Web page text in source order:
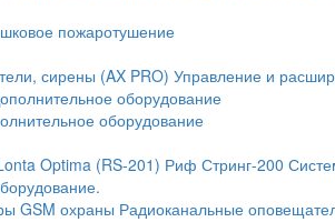
пожаротушение
сирены (AX PRO) Управление и
оборудование
оборудование
Optima (RS-201) Риф Стринг-200
GSM охраны Радиоканальные